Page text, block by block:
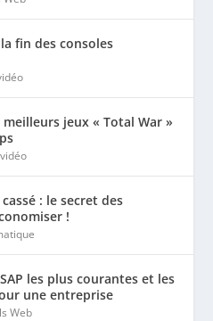
fin des consoles
meilleurs jeux « Total War »
: le secret des
!
les plus courantes et les
une entreprise
Web